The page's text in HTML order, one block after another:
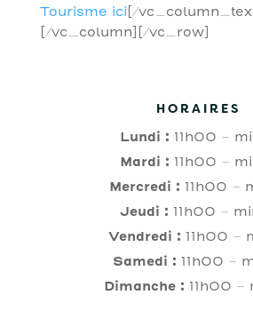
Tourisme ici [/
[/vc_column][/vc_row]
HORAIRES
Lundi : 11h00 –
Mardi : 11h00 –
Mercredi : 11h00 –
Jeudi : 11h00 –
Vendredi : 11h00 –
Samedi : 11h00 –
Dimanche : 11h00 –